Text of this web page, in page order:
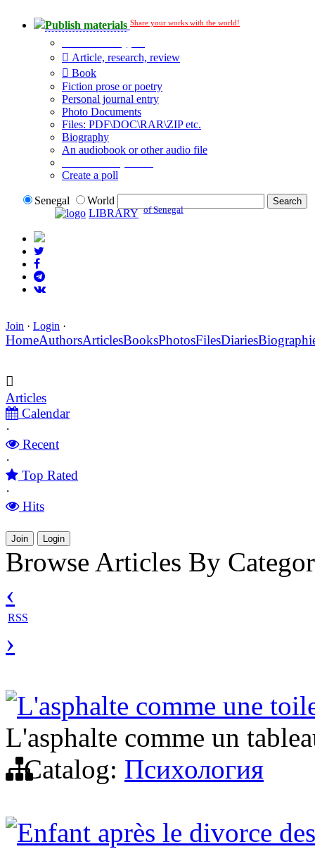
Publish materials Share your works with the world!
Article, research, review
Book
Fiction prose or poetry
Personal journal entry
Photo Documents
Files: PDF\DOC\RAR\ZIP etc.
Biography
An audiobook or other audio file
Create a poll
Senegal
World
LIBRARY of Senegal
Join · Login ·
HomeAuthorsArticlesBooksPhotosFilesDiaries
Articles
Calendar
·
Recent
·
Top Rated
·
Hits
Join Login
Browse Articles By
‹
RSS
›
L'asphalte comme une
L'asphalte comme un
Catalog: Психология
Enfant après le divorce